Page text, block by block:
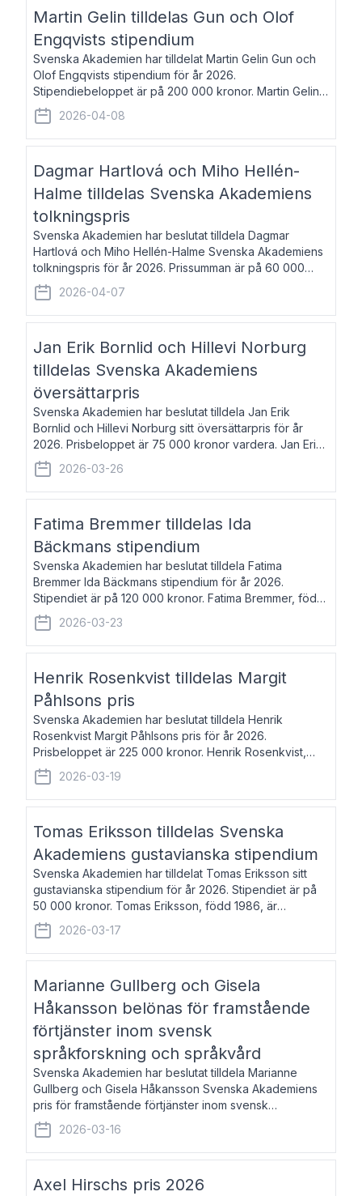
Martin Gelin tilldelas Gun och Olof
Engqvists stipendium
Svenska Akademien har tilldelat Martin Gelin Gun och
Olof Engqvists stipendium för år 2026.
Stipendiebeloppet är på 200 000 kronor. Martin Gelin,
född 1978, är journalist och författare. Han lever
numera i Paris men var under många år bosat
2026-04-08
Dagmar Hartlová och Miho Hellén-
Halme tilldelas Svenska Akademiens
tolkningspris
Svenska Akademien har beslutat tilldela Dagmar
Hartlová och Miho Hellén-Halme Svenska Akademiens
tolkningspris för år 2026. Prissumman är på 60 000
kronor var. Dagmar Hartlová, född 1951, översätter
huvudsakligen från svenska till tjeckiska
2026-04-07
Jan Erik Bornlid och Hillevi Norburg
tilldelas Svenska Akademiens
översättarpris
Svenska Akademien har beslutat tilldela Jan Erik
Bornlid och Hillevi Norburg sitt översättarpris för år
2026. Prisbeloppet är 75 000 kronor vardera. Jan Erik
Bornlid, född 1947, är översättare från tyska. Han är
främst känd för sina översät
2026-03-26
Fatima Bremmer tilldelas Ida
Bäckmans stipendium
Svenska Akademien har beslutat tilldela Fatima
Bremmer Ida Bäckmans stipendium för år 2026.
Stipendiet är på 120 000 kronor. Fatima Bremmer, född
1977, är journalist och författare. Hon utkom i fjol med
boken Ligan. Klarakvarterens blodsyst
2026-03-23
Henrik Rosenkvist tilldelas Margit
Påhlsons pris
Svenska Akademien har beslutat tilldela Henrik
Rosenkvist Margit Påhlsons pris för år 2026.
Prisbeloppet är 225 000 kronor. Henrik Rosenkvist,
född 1965, är professor i nordiska språk vid Göteborgs
universitet. Han disputerade 2004 på avhan
2026-03-19
Tomas Eriksson tilldelas Svenska
Akademiens gustavianska stipendium
Svenska Akademien har tilldelat Tomas Eriksson sitt
gustavianska stipendium för år 2026. Stipendiet är på
50 000 kronor. Tomas Eriksson, född 1986, är
projektledare inom marknadsföring och författare och
utkom i fjol med boken Syndabocken.
2026-03-17
Marianne Gullberg och Gisela
Håkansson belönas för framstående
förtjänster inom svensk
språkforskning och språkvård
Svenska Akademien har beslutat tilldela Marianne
Gullberg och Gisela Håkansson Svenska Akademiens
pris för framstående förtjänster inom svensk
språkforskning och språkvård till minne av Carl Gabriel
och Karin Forsberg för år 2026. Prissumma
2026-03-16
Axel Hirschs pris 2026